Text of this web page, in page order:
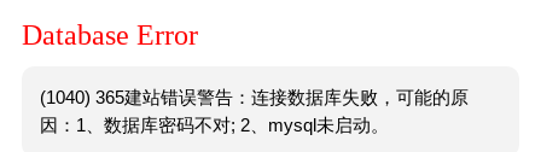
Database Error
(1040) 365建站错误警告：连接数据库失败，可能的原
因：1、数据库密码不对; 2、mysql未启动。